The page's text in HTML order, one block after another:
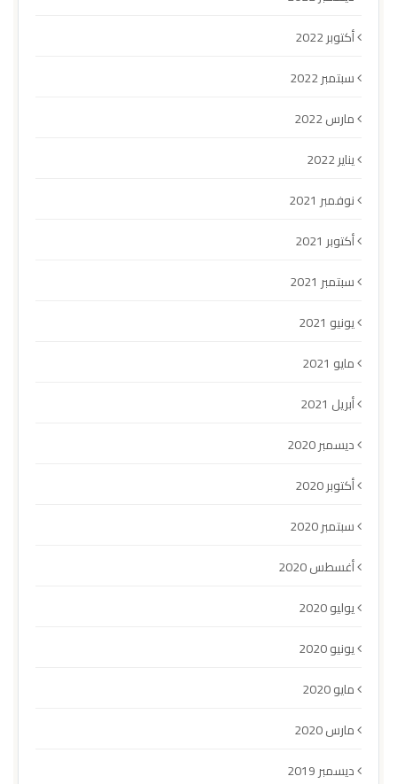
أكتوبر 2022
سبتمبر 2022
مارس 2022
يناير 2022
نوفمبر 2021
أكتوبر 2021
سبتمبر 2021
يونيو 2021
مايو 2021
أبريل 2021
ديسمبر 2020
أكتوبر 2020
سبتمبر 2020
أغسطس 2020
يوليو 2020
يونيو 2020
مايو 2020
مارس 2020
ديسمبر 2019